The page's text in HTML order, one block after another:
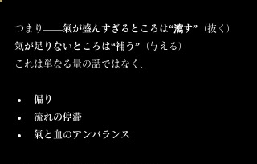
つまり――氣が盛んすぎるところは“瀉す” （抜く）
氣が足りないところは“補う” （与える）
これは単なる量の話ではなく、
偏り
流れの停滞
氣と血のアンバランス